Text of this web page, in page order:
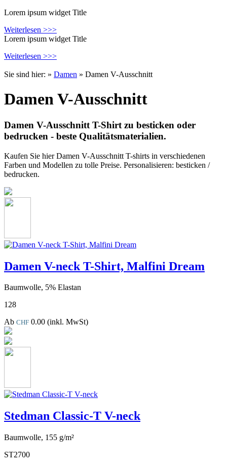
Lorem ipsum widget Title
Weiterlesen >>>
Lorem ipsum widget Title
Weiterlesen >>>
Sie sind hier: » Damen » Damen V-Ausschnitt
Damen V-Ausschnitt
Damen V-Ausschnitt T-Shirt zu besticken oder
bedrucken - beste Qualitätsmaterialien.
Kaufen Sie hier Damen V-Ausschnitt T-shirts in verschiedenen
Farben und Modellen zu tolle Preise. Personalisieren: besticken /
bedrucken.
Damen V-neck T-Shirt, Malfini Dream
Baumwolle, 5% Elastan
128
Ab CHF 0.00 (inkl. MwSt)
Stedman Classic-T V-neck
Baumwolle, 155 g/m²
ST2700